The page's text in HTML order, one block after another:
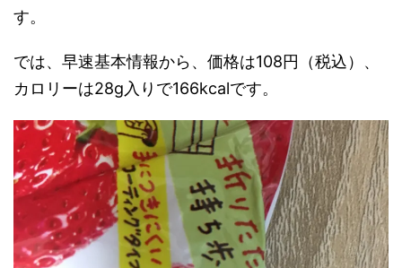
す。
では、早速基本情報から、価格は108円（税込）、
カロリーは28g入りで166kcalです。